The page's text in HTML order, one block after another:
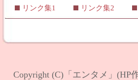
リンク集1 リンク集2
Copyright (C)「エンタメ」(HP